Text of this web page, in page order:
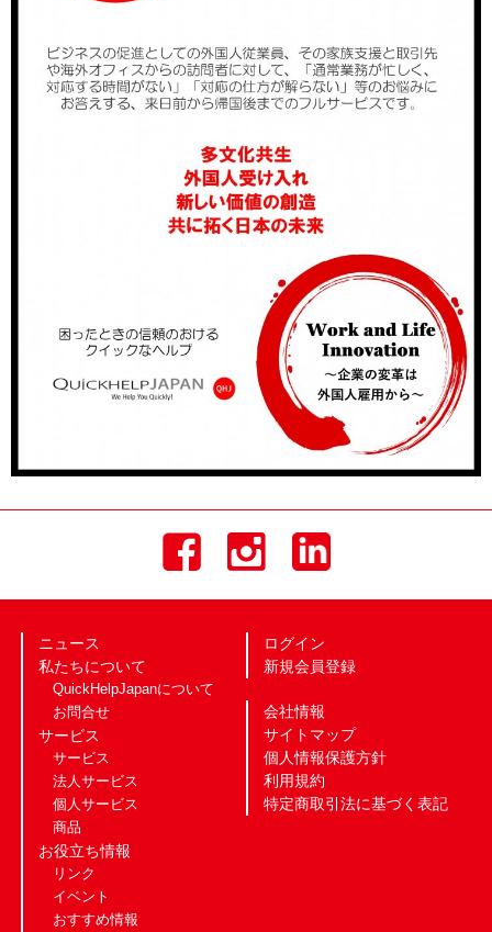
ニュース
私たちについて
QuickHelpJapanについて
お問合せ
サービス
サービス
法人サービス
個人サービス
商品
お役立ち情報
リンク
イベント
おすすめ情報
ログイン
新規会員登録
会社情報
サイトマップ
個人情報保護方針
利用規約
特定商取引法に基づく表記